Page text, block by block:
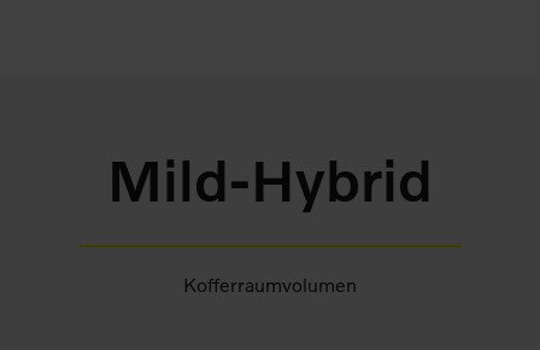
Mild-Hybrid
Kofferraumvolumen